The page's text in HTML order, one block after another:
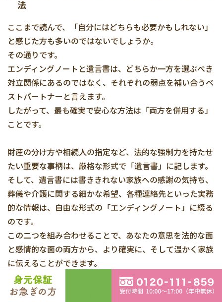
法
ここまで読んで、「自分にはどちらも必要かもしれない」
と感じた方も多いのではないでしょうか。
その通りです。
エンディングノートと遺言書は、どちらか一方を選ぶべき
対立関係にあるのではなく、それぞれの弱点を補い合うベ
ストパートナーと言えます。
したがって、最も確実で安心な方法は「両方を併用する」
ことです。
財産の分け方や相続人の指定など、法的な強制力を持たせ
たい重要な事柄は、厳格な形式で「遺言書」に記します。
そして、遺言書には書ききれない家族への感謝の気持ち、
葬儀や介護に関する細かな希望、各種連絡先といった実務
的な情報は、自由な形式の「エンディングノート」に綴る
のです。
この二つを組み合わせることで、あなたの意思を法的な面
と感情的な面の両方から、より確実に、そして温かく家族
に伝えることができます。